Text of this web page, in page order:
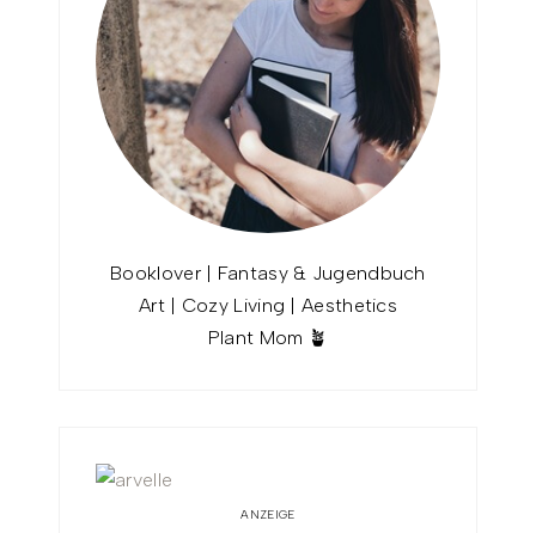
Booklover | Fantasy & Jugendbuch
Art | Cozy Living | Aesthetics
Plant Mom 🪴
ANZEIGE